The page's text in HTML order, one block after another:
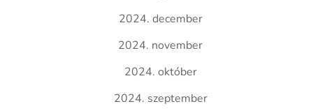
2024. december
2024. november
2024. október
2024. szeptember